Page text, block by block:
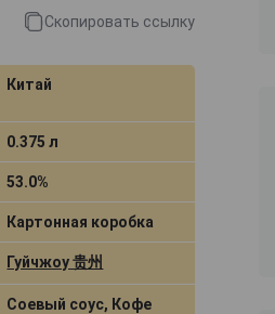
Скопировать ссылку
Китай
0.375 л
53.0%
Картонная коробка
Гуйчжоу 贵州
Соевый соус, Кофе